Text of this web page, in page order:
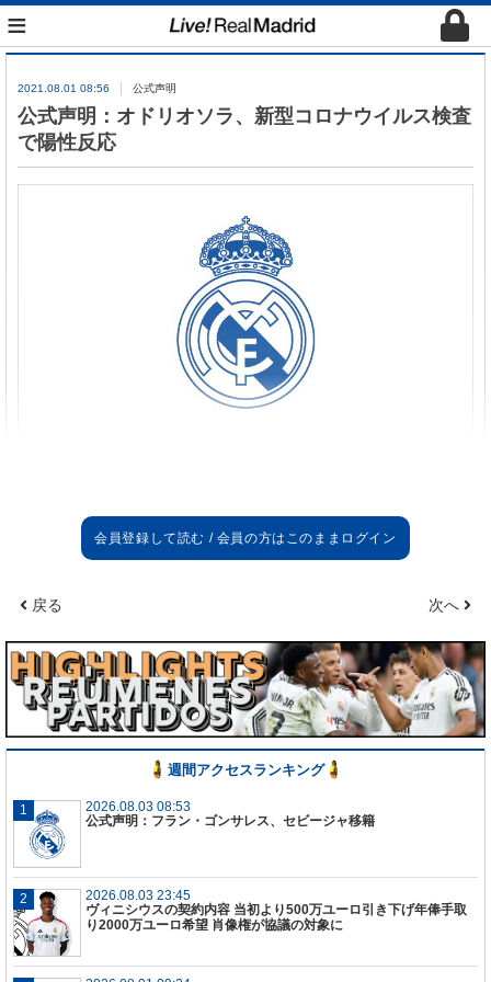
≡
2021.08.01 08:56 公式声明
公式声明：オドリオソラ、新型コロナウイルス検査
で陽性反応
戻る 次へ
週間アクセスランキング
2026.08.03 08:53
公式声明：フラン・ゴンサレス、セビージャ移籍
2026.08.03 23:45
ヴィニシウスの契約内容 当初より500万ユーロ引き下げ年俸手取
り2000万ユーロ希望 肖像権が協議の対象に